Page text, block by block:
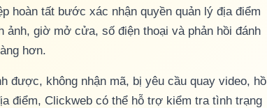
hoàn tất bước xác nhận quyền quản lý địa điểm
giờ mở cửa, số điện thoại và phản hồi đánh
hơn.
được, không nhận mã, bị yêu cầu quay video, hồ
điểm, Clickweb có thể hỗ trợ kiểm tra tình trạng